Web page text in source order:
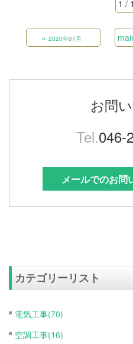
1 / 1
«2020年07月
お問
Tel.046-
メールでのお問
カテゴリーリスト
電気工事(70)
空調工事(16)